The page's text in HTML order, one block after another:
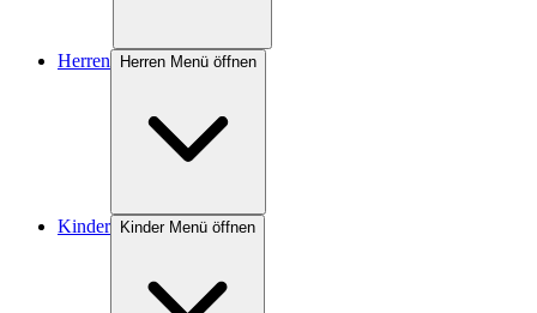
Herren Herren Menü öffnen
Kinder Kinder Menü öffnen